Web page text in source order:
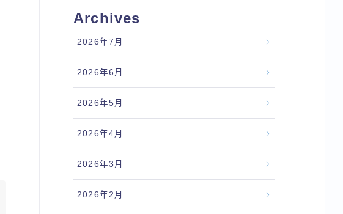
Archives
2026年7月
2026年6月
2026年5月
2026年4月
2026年3月
2026年2月